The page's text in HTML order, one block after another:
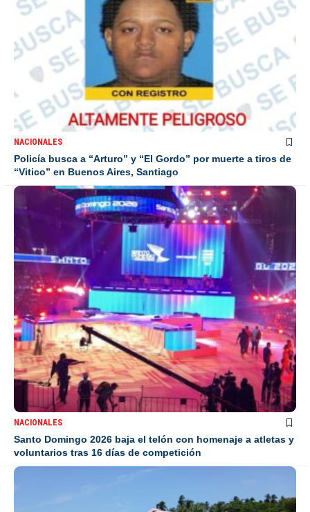
NACIONALES
Policía busca a “Arturo” y “El Gordo” por muerte a tiros de
“Vitico” en Buenos Aires, Santiago
NACIONALES
Santo Domingo 2026 baja el telón con homenaje a atletas y
voluntarios tras 16 días de competición